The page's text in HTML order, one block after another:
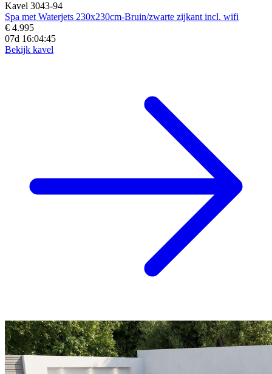
Kavel 3043-94
Spa met Waterjets 230x230cm-Bruin/zwarte zijkant incl. wifi
€ 4.995
07d 16:04:43
Bekijk kavel